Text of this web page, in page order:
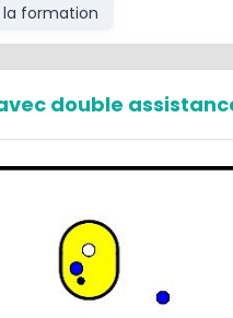
et marquer son
de marquer le moins de buts
formation
double